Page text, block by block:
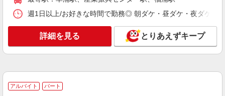
浜・川崎・相模原など）に多数派遣先有
キープ 詳細を見る
派遣社員 NEW
製菓用品のシール貼り、仕分け、梱包
週1日以上/お好きな時間で勤務◎ 朝ダケ・昼ダケ・夜ダケ・
詳細を見る とりあえずキープ
アルバイト パート